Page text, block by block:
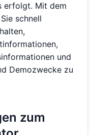
erfolgt. Mit dem
schnell
und
Demozwecke zu
zum